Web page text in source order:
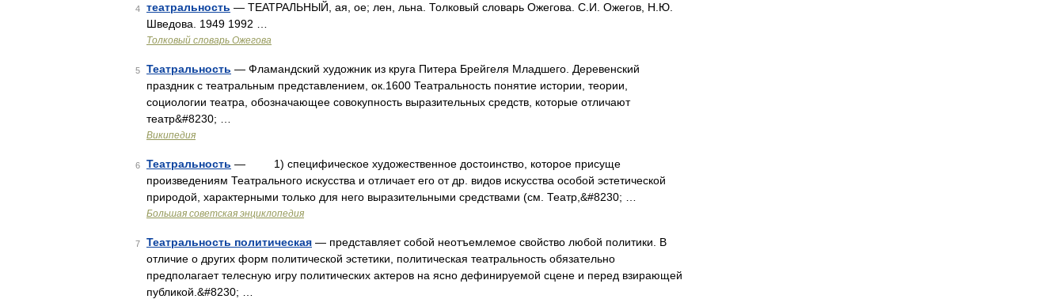
4 театральность — ТЕАТРАЛЬНЫЙ, ая, ое; лен, льна. Толковый словарь Ожегова. С.И. Ожегов, Н.Ю.
Шведова. 1949 1992 …
Толковый словарь Ожегова
5 Театральность — Фламандский художник из круга Питера Брейгеля Младшего. Деревенский
праздник с театральным представлением, ок.1600 Театральность понятие истории, теории,
социологии театра, обозначающее совокупность выразительных средств, которые отличают
театр&#8230; …
Википедия
6 Театральность — 1) специфическое художественное достоинство, которое присуще
произведениям Театрального искусства и отличает его от др. видов искусства особой эстетической
природой, характерными только для него выразительными средствами (см. Театр,&#8230; …
Большая советская энциклопедия
7 Театральность политическая — представляет собой неотъемлемое свойство любой политики. В
отличие о других форм политической эстетики, политическая театральность обязательно
предполагает телесную игру политических актеров на ясно дефинируемой сцене и перед взирающей
публикой.&#8230; …